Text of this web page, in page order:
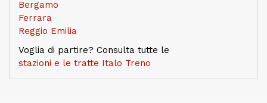
Bergamo
Ferrara
Reggio Emilia
Voglia di partire? Consulta tutte le
stazioni e le tratte Italo Treno